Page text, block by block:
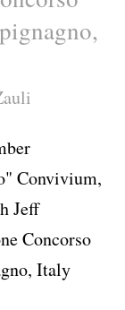
Convivium,
Jeff
Concorso
Italy